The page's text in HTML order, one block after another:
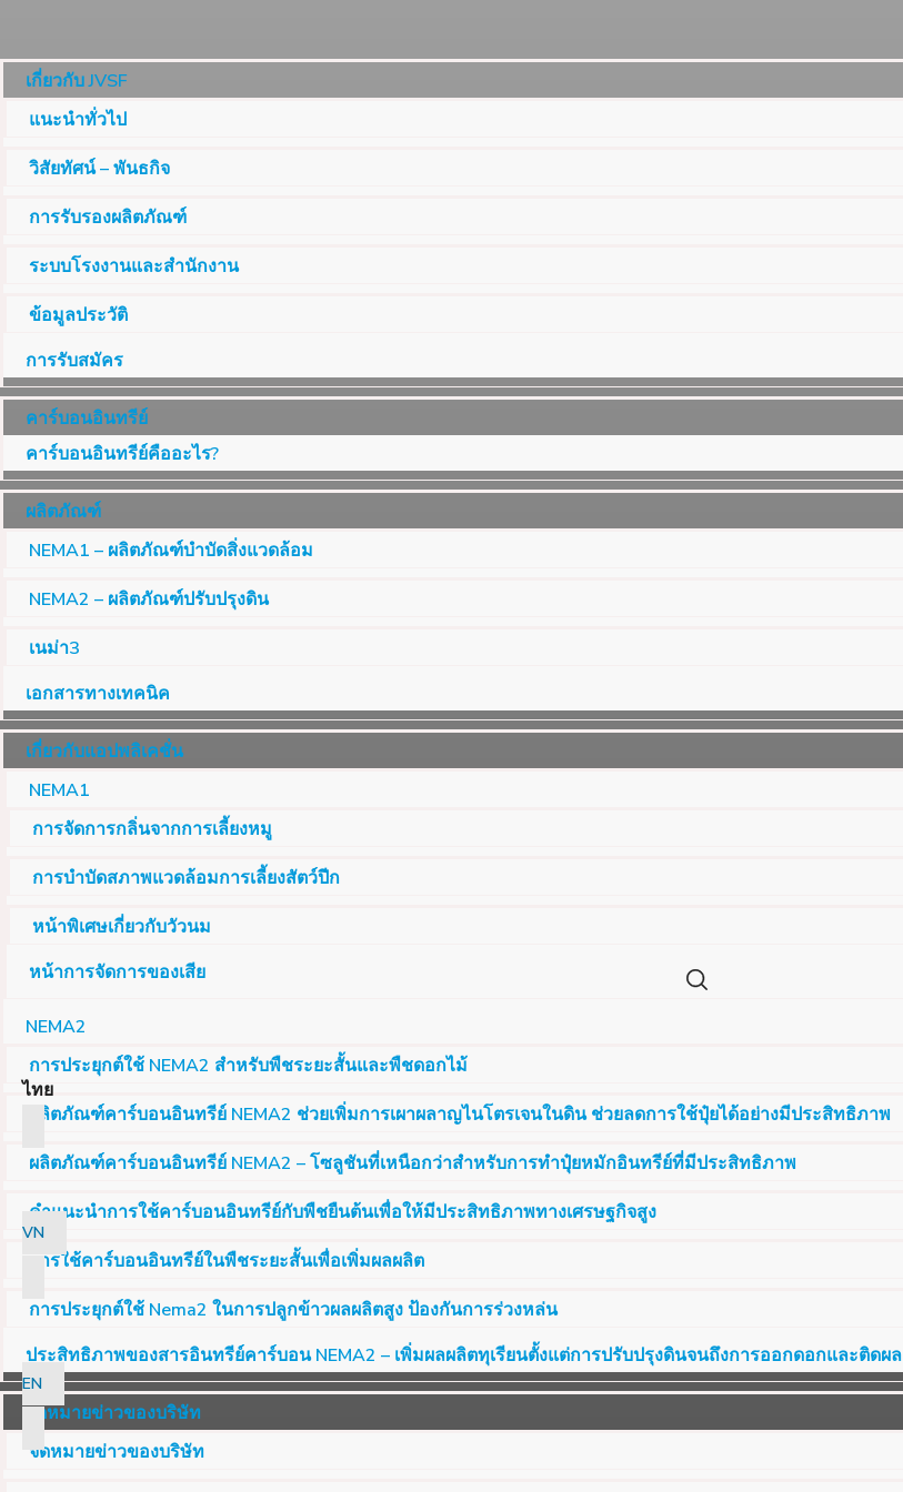
ไทย
VN
EN
เกี่ยวกับ JVSF
แนะนำทั่วไป
วิสัยทัศน์ – พันธกิจ
การรับรองผลิตภัณฑ์
ระบบโรงงานและสำนักงาน
ข้อมูลประวัติ
การรับสมัคร
คาร์บอนอินทรีย์
คาร์บอนอินทรีย์คืออะไร?
ผลิตภัณฑ์
NEMA1 – ผลิตภัณฑ์บำบัดสิ่งแวดล้อม
NEMA2 – ผลิตภัณฑ์ปรับปรุงดิน
เนม่า3
เอกสารทางเทคนิค
เกี่ยวกับแอปพลิเคชั่น
NEMA1
การจัดการกลิ่นจากการเลี้ยงหมู
การบำบัดสภาพแวดล้อมการเลี้ยงสัตว์ปีก
หน้าพิเศษเกี่ยวกับวัวนม
หน้าการจัดการของเสีย
NEMA2
การประยุกต์ใช้ NEMA2 สำหรับพืชระยะสั้นและพืชดอกไม้
ผลิตภัณฑ์คาร์บอนอินทรีย์ NEMA2 ช่วยเพิ่มการเผาผลาญไนโตรเจนในดิน ช่วยลดการใช้ปุ๋ยได้อย่างมีประสิทธิภาพ
ผลิตภัณฑ์คาร์บอนอินทรีย์ NEMA2 – โซลูชันที่เหนือกว่าสำหรับการทำปุ๋ยหมักอินทรีย์ที่มีประสิทธิภาพ
คำแนะนำการใช้คาร์บอนอินทรีย์กับพืชยืนต้นเพื่อให้มีประสิทธิภาพทางเศรษฐกิจสูง
การใช้คาร์บอนอินทรีย์ในพืชระยะสั้นเพื่อเพิ่มผลผลิต
การประยุกต์ใช้ Nema2 ในการปลูกข้าวผลผลิตสูง ป้องกันการร่วงหล่น
ประสิทธิภาพของสารอินทรีย์คาร์บอน NEMA2 – เพิ่มผลผลิตทุเรียนตั้งแต่การปรับปรุงดินจนถึงการออกดอกและติดผล
จดหมายข่าวของบริษัท
จดหมายข่าวของบริษัท